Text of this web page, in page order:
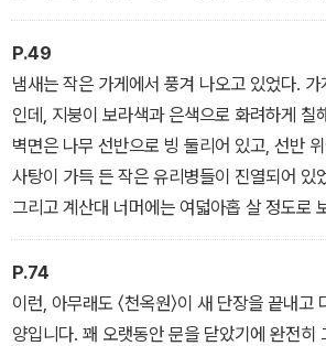
캐러
멜 팝콘 냄새도 솔솔 풍겨 왔다.
그곳은 마치 꿈속 세계 같다. 지금은 한밤중
위기도 감돌지만, 그래서 더더욱 흥미로워 보
“여기가 〈천옥원〉?”
P.49
냄새는 작은 가게에서 풍겨 나오고 있었다.
인데, 지붕이 보라색과 은색으로 화려하게 칠
벽면은 나무 선반으로 빙 둘리어 있고, 선반
사탕이 가득 든 작은 유리병들이 진열되어 있
그리고 계산대 너머에는 여덟아홉 살 정도로
를 지키고 있었다.
여자아이는 손바닥만 한 검은색 고양이 가면
있었다. 똑 자른 단발머리는 진한 남색을 띠고,
명해 보이기까지 했다. 게다가 입술은 석산꽃
P.74
이런, 아무래도 〈천옥원〉이 새 단장을 끝내
양입니다. 꽤 오랫동안 문을 닫았기에 완전히